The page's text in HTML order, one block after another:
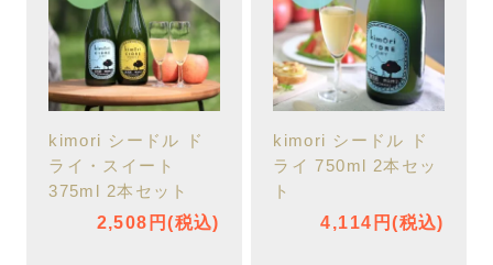
kimori シードル ド
ライ・スイート
375ml 2本セット
2,508円(税込)
kimori シードル ド
ライ 750ml 2本セッ
ト
4,114円(税込)